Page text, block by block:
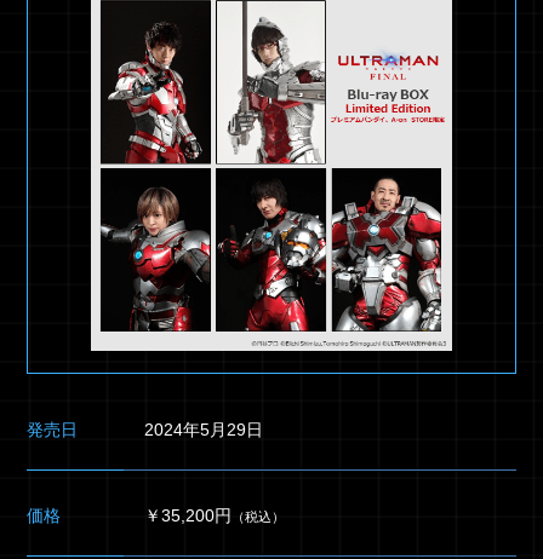
発売日 2024年5月29日
価格 ￥35,200円 （税込）